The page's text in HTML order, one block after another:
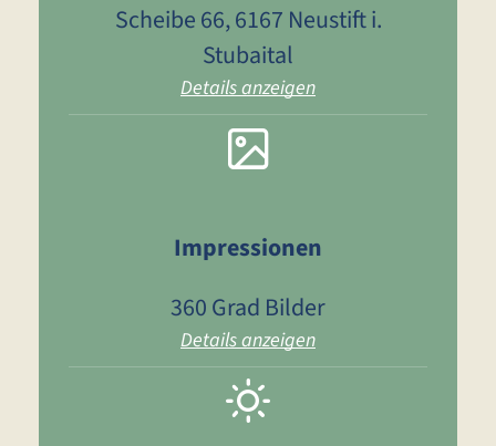
Scheibe 66, 6167 Neustift i.
Stubaital
Details anzeigen
Impressionen
360 Grad Bilder
Details anzeigen